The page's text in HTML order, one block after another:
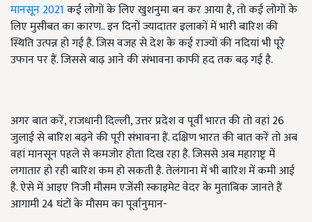
मानसून 2021कई लोगों के लिए खुशनुमा बन कर आया है, तो कई लोगों के
लिए मुसीबत का कारण.. इन दिनों ज्यादातर इलाकों में भारी बारिश की
स्थिति उत्पन्न हो गई है. जिस वजह से देश के कई राज्यों की नदियां भी पूरे
उफान पर हैं. जिससे बाढ़ आने की संभावना काफी हद तक बढ़ गई है.
अगर बात करें, राजधानी दिल्ली, उत्तर प्रदेश व पूर्वी भारत की तो वहां 26
जुलाई से बारिश बढ़ने की पूरी संभावना हैं. दक्षिण भारत की बात करें तो अब
वहां मानसून पहले से कमजोर होता दिख रहा है. जिससे अब महाराष्ट्र में
लगातार हो रही बारिश कम हो सकती है. तेलंगाना में भी बारिश में कमी आई
है. ऐसे में आइए निजी मौसम एजेंसी स्काइमेट वेदर के मुताबिक जानते हैं
आगामी 24 घंटों के मौसम का पूर्वानुमान-